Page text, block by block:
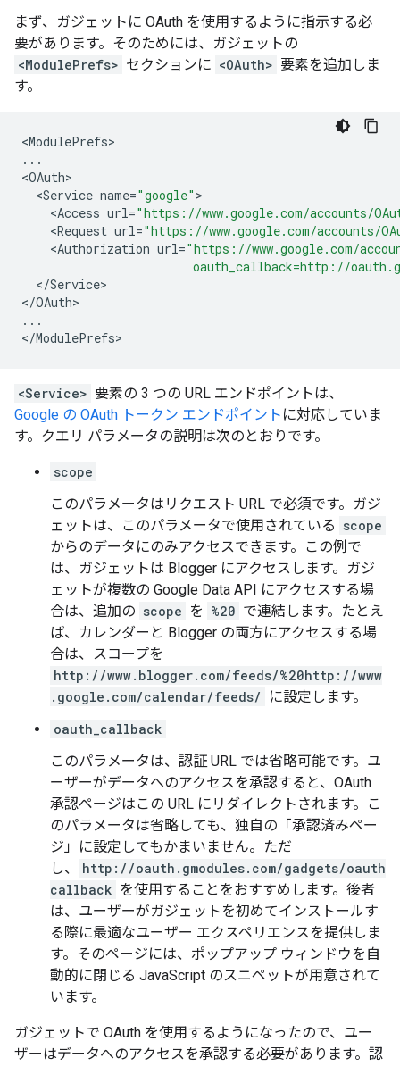
まず、ガジェットに OAuth を使用するように指示する必
要があります。そのためには、ガジェットの
<ModulePrefs> セクションに <OAuth> 要素を追加しま
す。
<ModulePrefs
...
<OAuth
<Service name="google"
<Access url="https://www.google.com/accounts/
<Request url="https://www.google.com/accounts/
<Authorization url="https://www.google.com/
oauth_callback=http://
</Service>
</OAuth
...
</ModulePrefs>
<Service> 要素の 3 つの URL エンドポイントは、
Google の OAuth トークン エンドポイント に対応していま
す。クエリ パラメータの説明は次のとおりです。
scope
このパラメータはリクエスト URL で必須です。ガジ
ェットは、このパラメータで使用されている scope
からのデータにのみアクセスできます。この例で
は、ガジェットは Blogger にアクセスします。ガジ
ェットが複数の Google Data API にアクセスする場
合は、追加の scope を %20 で連結します。たとえ
ば、カレンダーと Blogger の両方にアクセスする場
合は、スコープを
http://www.blogger.com/feeds/%20http://www
.google.com/calendar/feeds/
に設定します。
oauth_callback
このパラメータは、認証 URL では省略可能です。ユ
ーザーがデータへのアクセスを承認すると、OAuth
承認ページはこの URL にリダイレクトされます。こ
のパラメータは省略しても、独自の「承認済みペー
ジ」に設定してもかまいません。ただ
し、
http://oauth.gmodules.com/gadgets/oauth
callback を使用することをおすすめします。後者
は、ユーザーがガジェットを初めてインストールす
る際に最適なユーザー エクスペリエンスを提供しま
す。そのページには、ポップアップ ウィンドウを自
動的に閉じる JavaScript のスニペットが用意されて
います。
ガジェットで OAuth を使用するようになったので、ユー
ザーはデータへのアクセスを承認する必要があります。認